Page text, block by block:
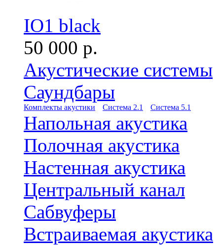
IO1 black
50 000 р.
Акустические системы
Саундбары
Комплекты акустики Система 2.1 Система 5.1
Напольная акустика
Полочная акустика
Настенная акустика
Центральный канал
Сабвуферы
Встраиваемая акустика